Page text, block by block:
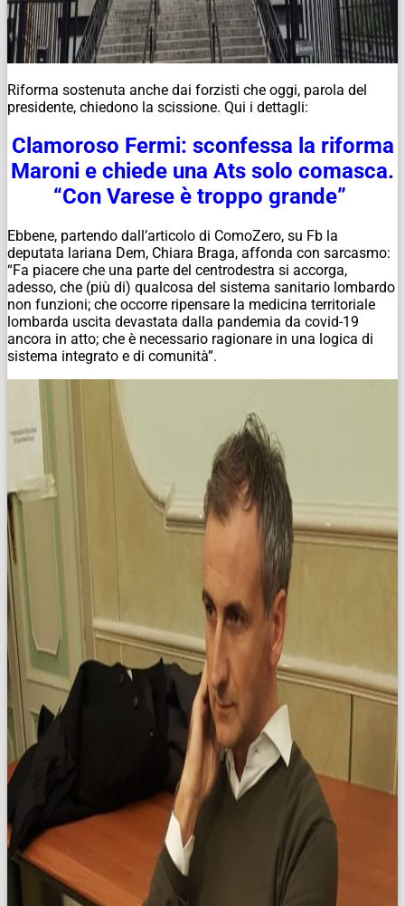
Riforma sostenuta anche dai forzisti che oggi, parola del
presidente, chiedono la scissione. Qui i dettagli:
Clamoroso Fermi: sconfessa la riforma
Maroni e chiede una Ats solo comasca.
“Con Varese è troppo grande”
Ebbene, partendo dall’articolo di ComoZero, su Fb la
deputata lariana Dem, Chiara Braga, affonda con sarcasmo:
“Fa piacere che una parte del centrodestra si accorga,
adesso, che (più di) qualcosa del sistema sanitario lombardo
non funzioni; che occorre ripensare la medicina territoriale
lombarda uscita devastata dalla pandemia da covid-19
ancora in atto; che è necessario ragionare in una logica di
sistema integrato e di comunità”.